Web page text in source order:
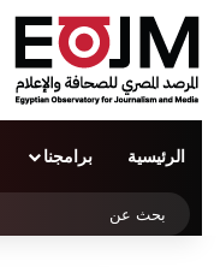
الرئيسية برامجنا